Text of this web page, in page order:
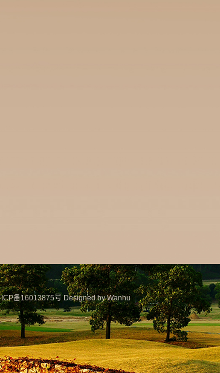
ICP备16013875号 Designed by Wanhu